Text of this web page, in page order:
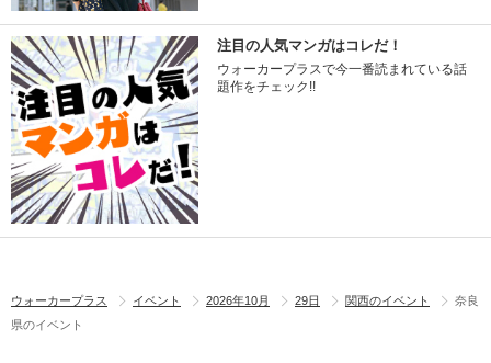
注目の人気マンガはコレだ！
ウォーカープラスで今一番読まれている話
題作をチェック!!
ウォーカープラス イベント 2026年10月 29日 関西のイベント
奈良
県のイベント